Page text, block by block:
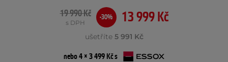
13 999 Kč
19 990 Kč
s DPH
-30%
ušetříte 5 991 Kč
nebo 4 × 3 499 Kč s